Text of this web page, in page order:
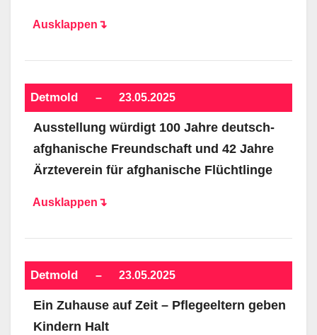
Ausklappen↴
Detmold – 23.05.2025
Ausstellung würdigt 100 Jahre deutsch-
afghanische Freundschaft und 42 Jahre
Ärzteverein für afghanische Flüchtlinge
Ausklappen↴
Detmold – 23.05.2025
Ein Zuhause auf Zeit – Pflegeeltern geben
Kindern Halt